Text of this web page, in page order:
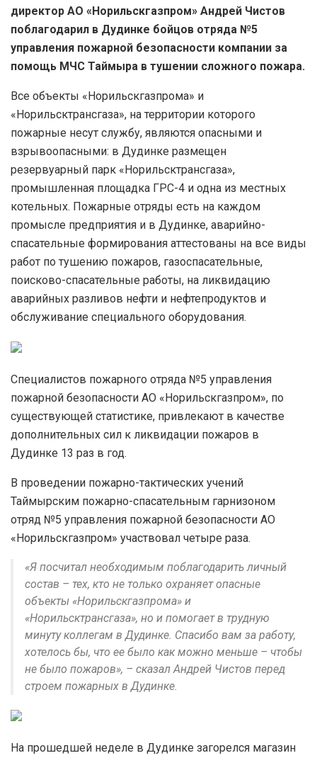
директор АО «Норильскгазпром» Андрей Чистов
поблагодарил в Дудинке бойцов отряда №5
управления пожарной безопасности компании за
помощь МЧС Таймыра в тушении сложного пожара.
Все объекты «Норильскгазпрома» и
«Норильсктрансгаза», на территории которого
пожарные несут службу, являются опасными и
взрывоопасными: в Дудинке размещен
резервуарный парк «Норильсктрансгаза»,
промышленная площадка ГРС-4 и одна из местных
котельных. Пожарные отряды есть на каждом
промысле предприятия и в Дудинке, аварийно-
спасательные формирования аттестованы на все виды
работ по тушению пожаров, газоспасательные,
поисково-спасательные работы, на ликвидацию
аварийных разливов нефти и нефтепродуктов и
обслуживание специального оборудования.
Специалистов пожарного отряда №5 управления
пожарной безопасности АО «Норильскгазпром», по
существующей статистике, привлекают в качестве
дополнительных сил к ликвидации пожаров в
Дудинке 13 раз в год.
В проведении пожарно-тактических учений
Таймырским пожарно-спасательным гарнизоном
отряд №5 управления пожарной безопасности АО
«Норильскгазпром» участвовал четыре раза.
«Я посчитал необходимым поблагодарить личный
состав – тех, кто не только охраняет опасные
объекты «Норильскгазпрома» и
«Норильсктрансгаза», но и помогает в трудную
минуту коллегам в Дудинке. Спасибо вам за работу,
хотелось бы, что ее было как можно меньше – чтобы
не было пожаров», – сказал Андрей Чистов перед
строем пожарных в Дудинке.
На прошедшей неделе в Дудинке загорелся магазин